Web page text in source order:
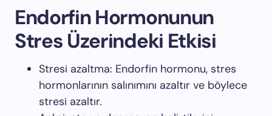
Endorfin Hormonunun
Stres Üzerindeki Etkisi
Stresi azaltma: Endorfin hormonu, stres
hormonlarının salınımını azaltır ve böylece
stresi azaltır.